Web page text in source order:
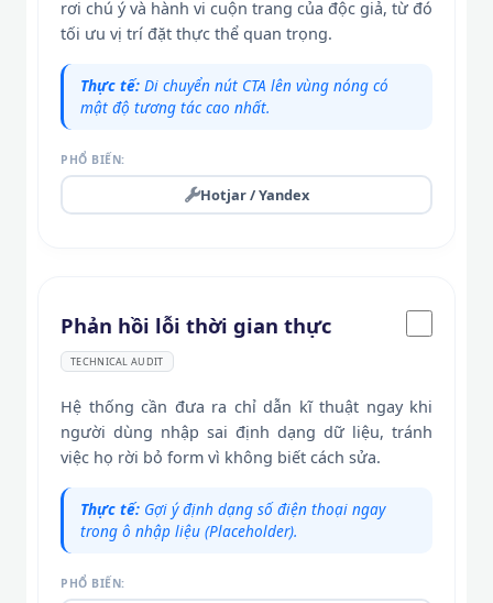
rơi chú ý và hành vi cuộn trang của độc giả, từ đó
tối ưu vị trí đặt thực thể quan trọng.
Thực tế: Di chuyển nút CTA lên vùng nóng có
mật độ tương tác cao nhất.
PHỔ BIẾN:
Hotjar / Yandex
Phản hồi lỗi thời gian thực
TECHNICAL AUDIT
Hệ thống cần đưa ra chỉ dẫn kĩ thuật ngay khi
người dùng nhập sai định dạng dữ liệu, tránh
việc họ rời bỏ form vì không biết cách sửa.
Thực tế: Gợi ý định dạng số điện thoại ngay
trong ô nhập liệu (Placeholder).
PHỔ BIẾN: